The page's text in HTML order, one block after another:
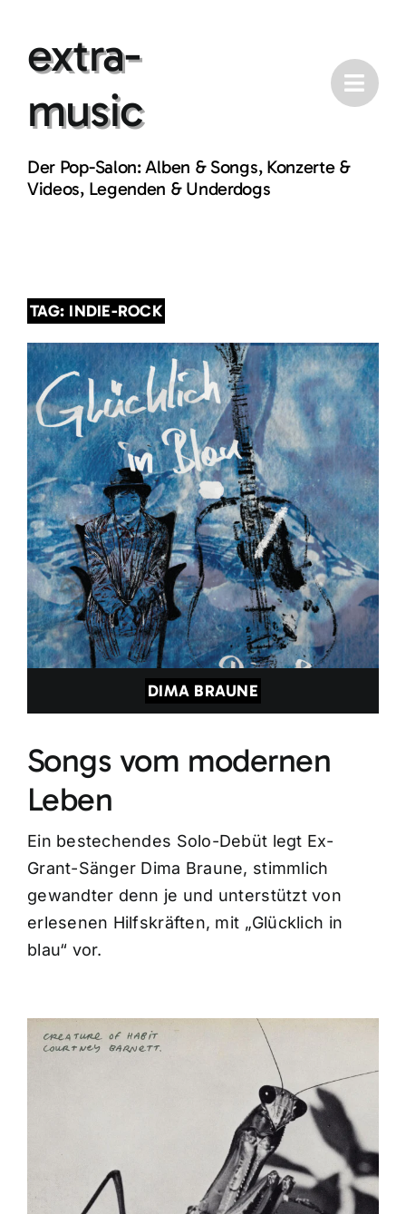
contentextra-
music
Der Pop-Salon: Alben & Songs, Konzerte &
Videos, Legenden & Underdogs
TAG: INDIE-ROCK
DIMA BRAUNE
Songs vom modernen
Leben
Ein bestechendes Solo-Debüt legt Ex-
Grant-Sänger Dima Braune, stimmlich
gewandter denn je und unterstützt von
erlesenen Hilfskräften, mit „Glücklich in
blau“ vor.